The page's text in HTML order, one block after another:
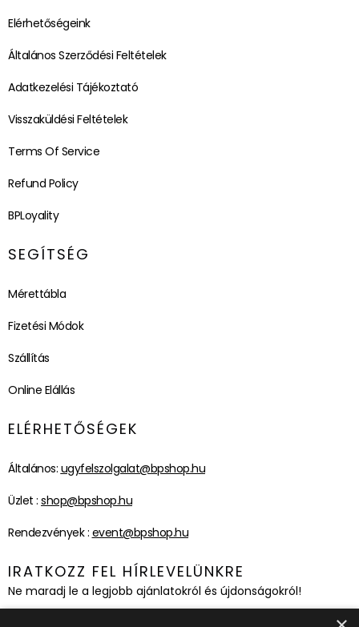
Elérhetőségeink
Általános Szerződési Feltételek
Adatkezelési Tájékoztató
Visszaküldési Feltételek
Terms Of Service
Refund Policy
BPLoyality
SEGÍTSÉG
Mérettábla
Fizetési Módok
Szállítás
Online Elállás
ELÉRHETŐSÉGEK
Általános: ugyfelszolgalat@bpshop.hu
Üzlet : shop@bpshop.hu
Rendezvények : event@bpshop.hu
IRATKOZZ FEL HÍRLEVELÜNKRE
Ne maradj le a legjobb ajánlatokról és újdonságokról!